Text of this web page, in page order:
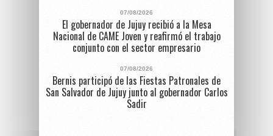
07/08/2026
El gobernador de Jujuy recibió a la Mesa
Nacional de CAME Joven y reafirmó el trabajo
conjunto con el sector empresario
07/08/2026
Bernis participó de las Fiestas Patronales de
San Salvador de Jujuy junto al gobernador Carlos
Sadir